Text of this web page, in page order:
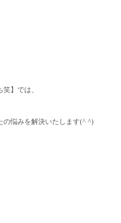
】では、
の悩みを解決いたします(^ ^)